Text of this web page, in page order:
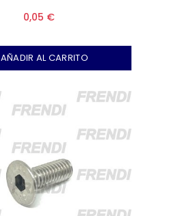
0,05 €
AÑADIR AL CARRITO